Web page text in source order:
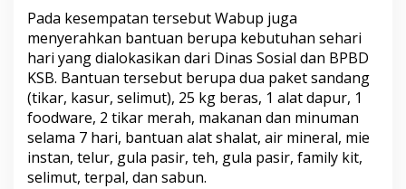
Pada kesempatan tersebut Wabup juga
menyerahkan bantuan berupa kebutuhan sehari
hari yang dialokasikan dari Dinas Sosial dan BPBD
KSB. Bantuan tersebut berupa dua paket sandang
(tikar, kasur, selimut), 25 kg beras, 1 alat dapur, 1
foodware, 2 tikar merah, makanan dan minuman
selama 7 hari, bantuan alat shalat, air mineral, mie
instan, telur, gula pasir, teh, gula pasir, family kit,
selimut, terpal, dan sabun.